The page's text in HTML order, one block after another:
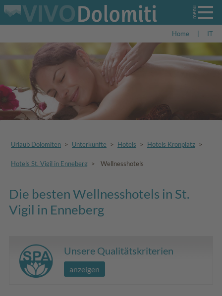
Home IT
Urlaub Dolomiten > Unterkünfte > Hotels > Hotels Kronplatz >
Hotels St. Vigil in Enneberg > Wellnesshotels
Die besten Wellnesshotels in St.
Vigil in Enneberg
Unsere Qualitätskriterien
anzeigen